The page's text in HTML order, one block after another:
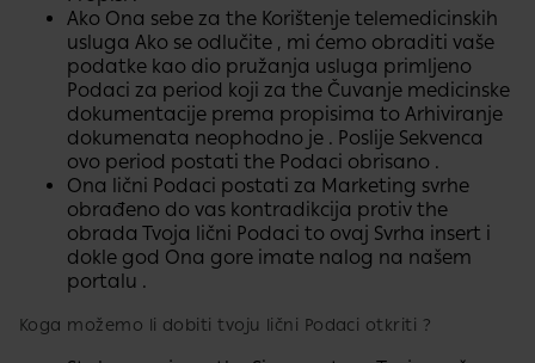
Ako Ona sebe za the Korištenje telemedicinskih
usluga Ako se odlučite , mi ćemo obraditi vaše
podatke kao dio pružanja usluga primljeno
Podaci za period koji za​ the Čuvanje medicinske
dokumentacije prema propisima​ to Arhiviranje
dokumenata​ neophodno je . Poslije Sekvenca
ovo period postati the Podaci obrisano .
Ona lični Podaci postati za Marketing svrhe
obrađeno do vas kontradikcija protiv the
obrada Tvoja lični Podaci to ovaj Svrha insert i
dokle god Ona gore imate nalog na našem
portalu .
Koga možemo li dobiti tvoju lični Podaci otkriti ?